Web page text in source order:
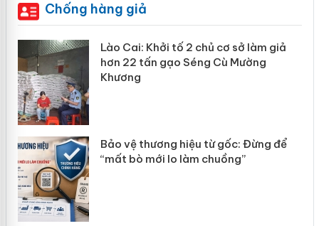
Chống hàng giả
Lào Cai: Khởi tố 2 chủ cơ sở làm giả
hơn 22 tấn gạo Séng Cù Mường
Khương
Bảo vệ thương hiệu từ gốc: Đừng để
“mất bò mới lo làm chuồng”